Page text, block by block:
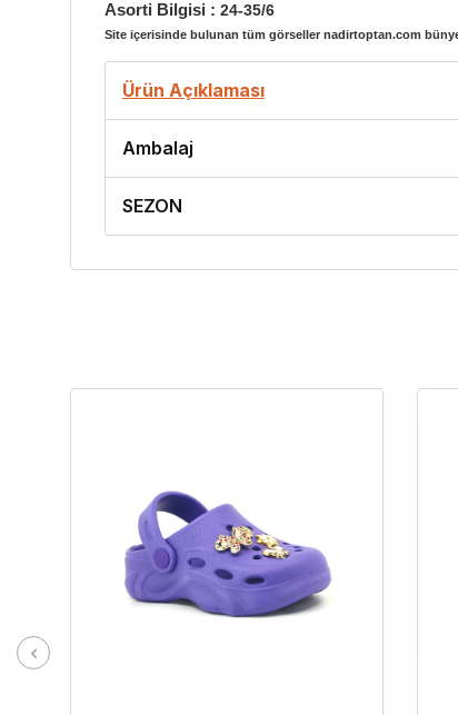
Asorti Bilgisi : 24-35/6
Site içerisinde bulunan tüm görseller nadirtoptan.com
Ürün Açıklaması
Ambalaj
SEZON